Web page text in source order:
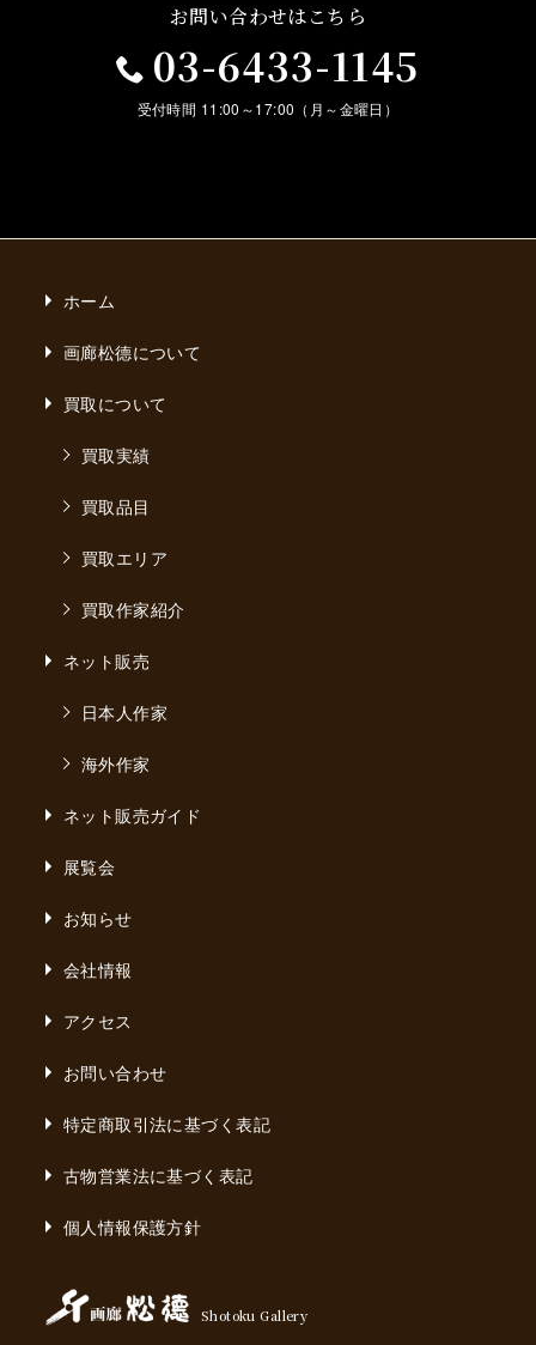
お問い合わせはこちら
03-6433-1145
受付時間 11:00～17:00（月～金曜日）
ホーム
画廊松德について
買取について
買取実績
買取品目
買取エリア
買取作家紹介
ネット販売
日本人作家
海外作家
ネット販売ガイド
展覧会
お知らせ
会社情報
アクセス
お問い合わせ
特定商取引法に基づく表記
古物営業法に基づく表記
個人情報保護方針
Shotoku Gallery